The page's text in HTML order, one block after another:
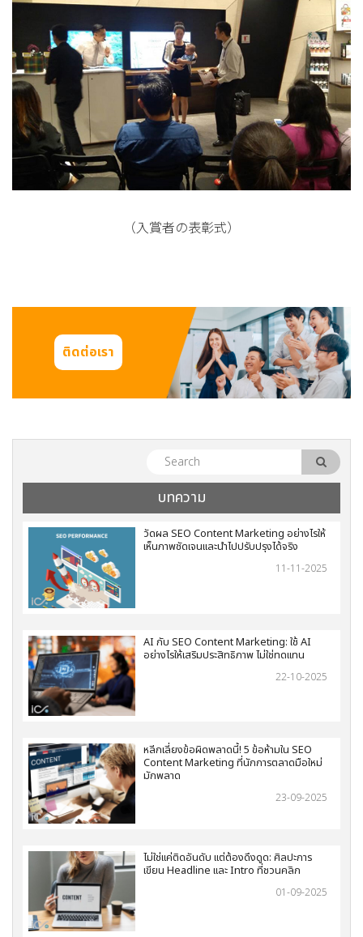
（入賞者の表彰式）
ติดต่อเรา
บทความ
วัดผล SEO Content Marketing อย่างไรให้
เห็นภาพชัดเจนและนำไปปรับปรุงได้จริง
11-11-2025
AI กับ SEO Content Marketing: ใช้ AI
อย่างไรให้เสริมประสิทธิภาพ ไม่ใช่ทดแทน
22-10-2025
หลีกเลี่ยงข้อผิดพลาดนี้! 5 ข้อห้ามใน SEO
Content Marketing ที่นักการตลาดมือใหม่
มักพลาด
23-09-2025
ไม่ใช่แค่ติดอันดับ แต่ต้องดึงดูด: ศิลปะการ
เขียน Headline และ Intro ที่ชวนคลิก
01-09-2025